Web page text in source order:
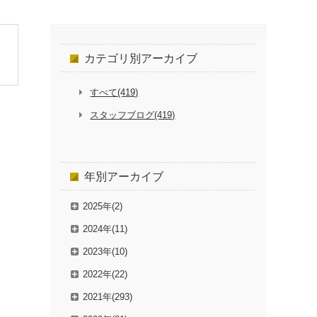
カテゴリ別アーカイブ
すべて(419)
スタッフブログ(419)
年別アーカイブ
2025年(2)
2024年(11)
2023年(10)
2022年(22)
2021年(293)